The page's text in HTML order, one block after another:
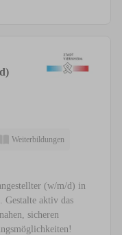
Weiterbildungen
(w/m/d) in
Gestalte aktiv das
sicheren